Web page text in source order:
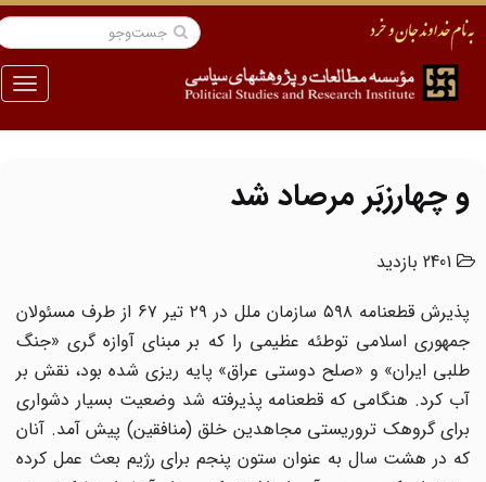
منو
و چهارزبَر مرصاد شد
2401 بازدید
پذیرش قطعنامه ۵۹۸ سازمان ملل در ۲۹ تیر ۶۷ از طرف مسئولان
جمهوری اسلامی توطئه عظیمی را که بر مبنای آوازه گری «جنگ
طلبی ایران» و «صلح دوستی عراق» پایه ریزی شده بود، نقش بر
آب کرد. هنگامی که قطعنامه پذیرفته شد وضعیت بسیار دشواری
برای گروهک تروریستی مجاهدین خلق (منافقین) پیش آمد. آنان
که در هشت سال به عنوان ستون پنجم برای رژیم بعث عمل کرده